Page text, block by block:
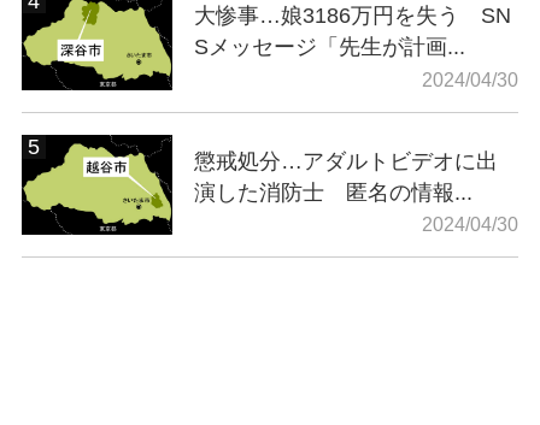
大惨事…娘3186万円を失う SN
Sメッセージ「先生が計画...
2024/04/30
懲戒処分…アダルトビデオに出
演した消防士 匿名の情報...
2024/04/30